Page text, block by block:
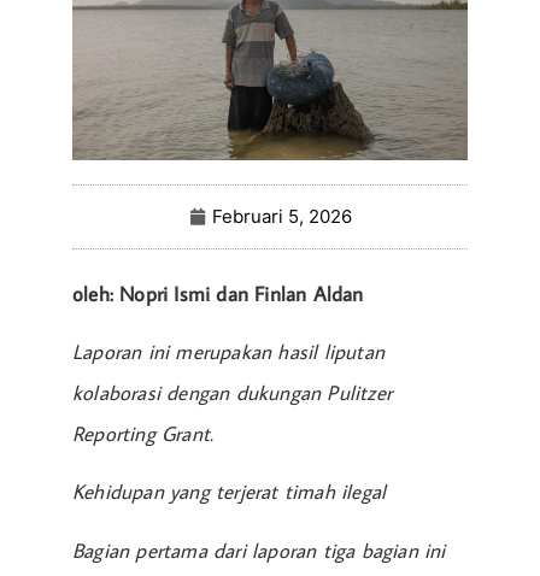
Februari 5, 2026
oleh: Nopri Ismi dan Finlan Aldan
Laporan ini merupakan hasil liputan
kolaborasi dengan dukungan Pulitzer
Reporting Grant.
Kehidupan yang terjerat timah ilegal
Bagian pertama dari laporan tiga bagian ini